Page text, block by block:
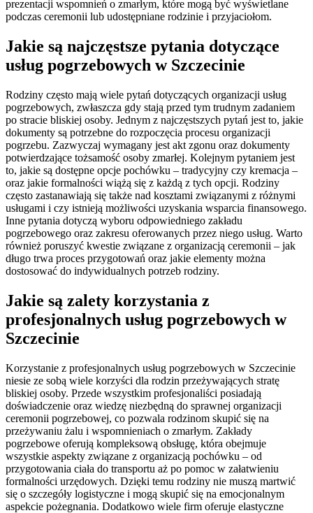
prezentacji wspomnień o zmarłym, które mogą być wyświetlane
podczas ceremonii lub udostępniane rodzinie i przyjaciołom.
Jakie są najczęstsze pytania dotyczące
usług pogrzebowych w Szczecinie
Rodziny często mają wiele pytań dotyczących organizacji usług
pogrzebowych, zwłaszcza gdy stają przed tym trudnym zadaniem
po stracie bliskiej osoby. Jednym z najczęstszych pytań jest to, jakie
dokumenty są potrzebne do rozpoczęcia procesu organizacji
pogrzebu. Zazwyczaj wymagany jest akt zgonu oraz dokumenty
potwierdzające tożsamość osoby zmarłej. Kolejnym pytaniem jest
to, jakie są dostępne opcje pochówku – tradycyjny czy kremacja –
oraz jakie formalności wiążą się z każdą z tych opcji. Rodziny
często zastanawiają się także nad kosztami związanymi z różnymi
usługami i czy istnieją możliwości uzyskania wsparcia finansowego.
Inne pytania dotyczą wyboru odpowiedniego zakładu
pogrzebowego oraz zakresu oferowanych przez niego usług. Warto
również poruszyć kwestie związane z organizacją ceremonii – jak
długo trwa proces przygotowań oraz jakie elementy można
dostosować do indywidualnych potrzeb rodziny.
Jakie są zalety korzystania z
profesjonalnych usług pogrzebowych w
Szczecinie
Korzystanie z profesjonalnych usług pogrzebowych w Szczecinie
niesie ze sobą wiele korzyści dla rodzin przeżywających stratę
bliskiej osoby. Przede wszystkim profesjonaliści posiadają
doświadczenie oraz wiedzę niezbędną do sprawnej organizacji
ceremonii pogrzebowej, co pozwala rodzinom skupić się na
przeżywaniu żalu i wspomnieniach o zmarłym. Zakłady
pogrzebowe oferują kompleksową obsługę, która obejmuje
wszystkie aspekty związane z organizacją pochówku – od
przygotowania ciała do transportu aż po pomoc w załatwieniu
formalności urzędowych. Dzięki temu rodziny nie muszą martwić
się o szczegóły logistyczne i mogą skupić się na emocjonalnym
aspekcie pożegnania. Dodatkowo wiele firm oferuje elastyczne